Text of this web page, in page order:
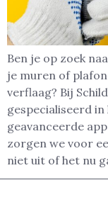
Ben je op zoek
je muren of
verflaag? Bij
gespecialiseerd
geavanceerde
zorgen we voor
niet uit of het nu